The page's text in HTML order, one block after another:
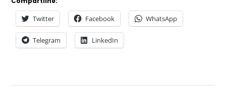
Twitter Facebook WhatsApp
Telegram LinkedIn